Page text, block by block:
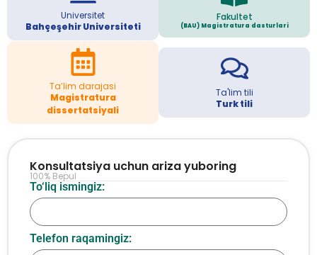
Universitet
Bahçeşehir Universiteti
Fakultet
(BAU) Magistratura dasturlari
Ta’lim darajasi
Magistratura
dissertatsiyali
Ta'lim tili
Turk tili
To‘liq ismingiz:
Telefon raqamingiz:
Konsultatsiya uchun ariza yuboring
100% Bepul